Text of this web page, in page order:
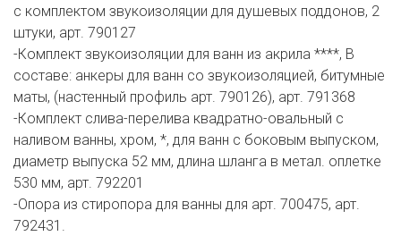
с комплектом звукоизоляции для душевых поддонов, 2
штуки, арт. 790127
-Комплект звукоизоляции для ванн из акрила ****, В
составе: анкеры для ванн со звукоизоляцией, битумные
маты, (настенный профиль арт. 790126), арт. 791368
-Комплект слива-перелива квадратно-овальный с
наливом ванны, хром, *, для ванн с боковым выпуском,
диаметр выпуска 52 мм, длина шланга в метал. оплетке
530 мм, арт. 792201
-Опора из стиропора для ванны для арт. 700475, арт.
792431.